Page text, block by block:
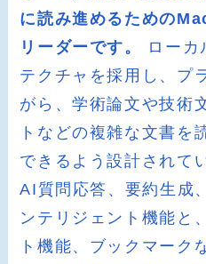
に読み進めるための
リーダーです。
ローカ
テクチャを採用し、プ
がら、学術論文や技術
トなどの複雑な文書を
できるよう設計されて
AI質問応答、要約生成
ンテリジェント機能と
ト機能、ブックマーク